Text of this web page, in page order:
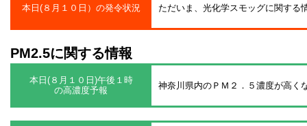
本日(８月１０日）の発令状況 ただいま、光化学スモッグに関する
PM2.5に関する情報
本日(８月１０日)午後１時
の高濃度予報
神奈川県内のＰＭ２．５濃度が高く